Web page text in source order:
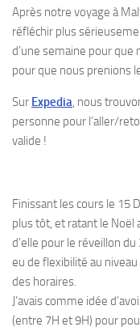
Après notre voyage à
réfléchir plus
d’une semaine pour que
pour que nous prenions
Sur Expedia, nous
personne pour l’aller/
valide !
Finissant les cours le 15
plus tôt, et ratant le Noël
d’elle pour le réveillon du
eu de flexibilité au
des horaires.
J’avais comme idée
(entre 7H et 9H) pour